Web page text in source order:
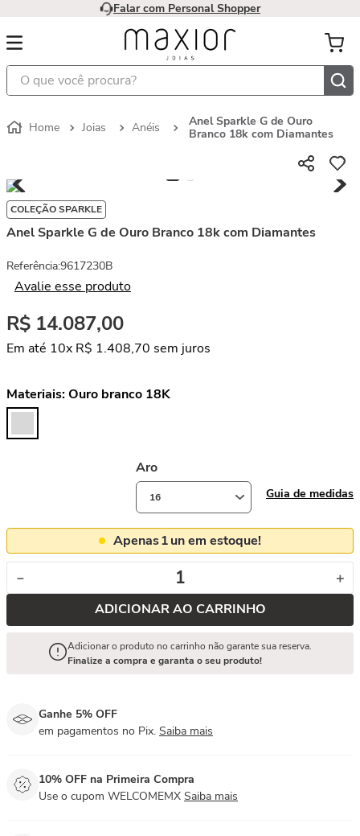
Falar com Personal Shopper
O que você procura?
Joias Anéis
Anel Sparkle G de Ouro
Branco 18k com Diamantes
COLEÇÃO SPARKLE
Anel Sparkle G de Ouro Branco 18k com Diamantes
Referência:9617230B
Avalie esse produto
R$ 14.087,00
Em até 10x R$ 1.408,70 sem juros
Materiais:Ouro branco 18K
Guia de medidas
Aro
16
Apenas1un em estoque!
＋
－
ADICIONAR AO CARRINHO
Adicionar o produto no carrinho não garante sua reserva.
Finalize a compra e garanta o seu produto!
Ganhe 5% OFF
em pagamentos no Pix. Saiba mais
10% OFF na Primeira Compra
Use o cupom WELCOMEMX Saiba mais